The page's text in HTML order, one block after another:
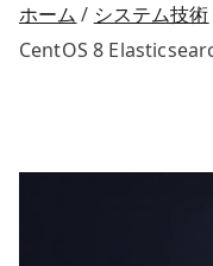
ホーム システム技術
CentOS 8